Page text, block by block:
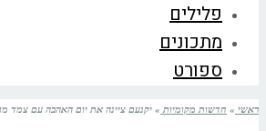
פלילים
מתכונים
ספורט
ראשי » חדשות מקומיות » יקנעם ציינה את יום האהבה עם צמד